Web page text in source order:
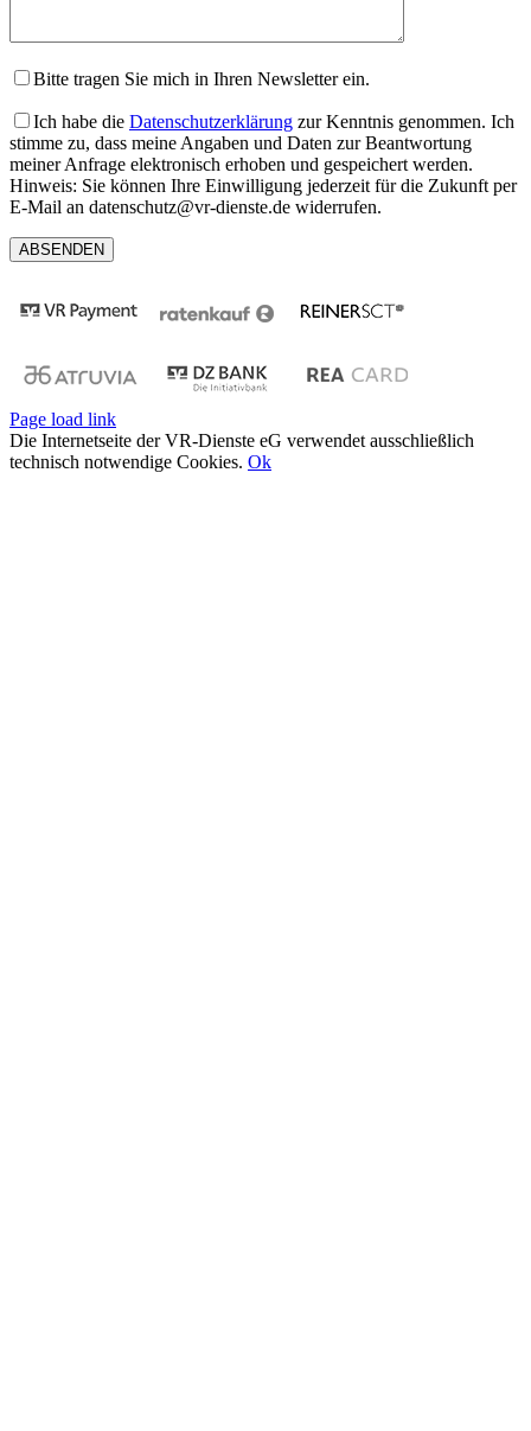
Bitte tragen Sie mich in Ihren Newsletter ein.
Ich habe die Datenschutzerklärung zur Kenntnis genommen. Ich
stimme zu, dass meine Angaben und Daten zur Beantwortung
meiner Anfrage elektronisch erhoben und gespeichert werden.
Hinweis: Sie können Ihre Einwilligung jederzeit für die Zukunft per
E-Mail an datenschutz@vr-dienste.de widerrufen.
Page load link
Die Internetseite der VR-Dienste eG verwendet ausschließlich
technisch notwendige Cookies. Ok